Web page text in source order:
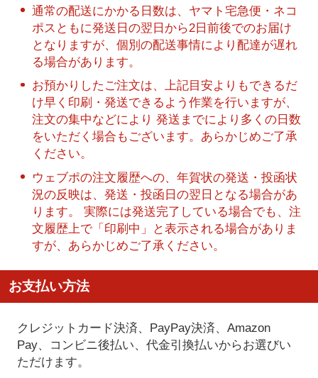
通常の配送にかかる日数は、ヤマト宅急便・ネコ
ポスともに発送日の翌日から2日前後でのお届け
となりますが、個別の配送事情により配達が遅れ
る場合があります。
お預かりしたご注文は、上記目安よりもできるだ
け早く印刷・発送できるよう作業を行いますが、
注文の集中などにより 発送までにより多くの日数
をいただく場合もございます。あらかじめご了承
ください。
ウェブポの注文履歴への、年賀状の発送・投函状
況の反映は、発送・投函日の翌日となる場合があ
ります。 実際には発送完了している場合でも、注
文履歴上で「印刷中」と表示される場合がありま
すが、あらかじめご了承ください。
お支払い方法
クレジットカード決済、PayPay決済、Amazon
Pay、コンビニ後払い、代金引換払いからお選びい
ただけます。